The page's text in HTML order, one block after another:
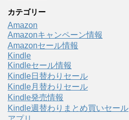
カテゴリー
Amazon
Amazonキャンペーン情報
Amazonセール情報
Kindle
Kindleセール情報
Kindle日替わりセール
Kindle月替わりセール
Kindle発売情報
Kindle週替わりまとめ買いセール